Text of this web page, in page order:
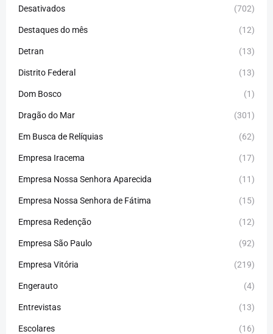
Desativados (702)
Destaques do mês (12)
Detran (13)
Distrito Federal (13)
Dom Bosco (1)
Dragão do Mar (301)
Em Busca de Relíquias (62)
Empresa Iracema (17)
Empresa Nossa Senhora Aparecida (11)
Empresa Nossa Senhora de Fátima (15)
Empresa Redenção (12)
Empresa São Paulo (92)
Empresa Vitória (219)
Engerauto (4)
Entrevistas (13)
Escolares (16)